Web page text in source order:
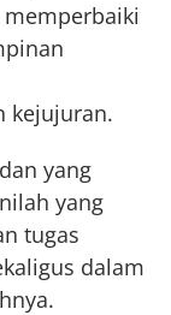
kejujuran.
yang
yang
tugas
dalam